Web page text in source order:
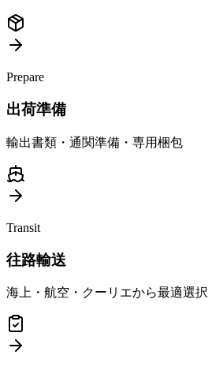
Prepare
出荷準備
輸出書類・通関準備・専用梱包
Transit
往路輸送
海上・航空・クーリエから最適選択